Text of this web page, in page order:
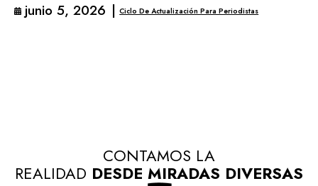
junio 5, 2026 | Ciclo De Actualización Para Periodistas
CONTAMOS LA
REALIDAD DESDE MIRADAS DIVERSAS